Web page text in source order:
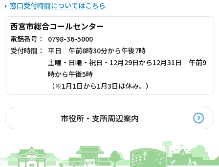
窓口受付時間についてはこちら
西宮市総合コールセンター
電話番号：
0798-36-5000
受付時間：
平日 午前8時30分から午後7時
土曜・日曜・祝日・12月29日から12月31日 午前9
時から午後5時
（※1月1日から1月3日は休み。）
市役所・支所周辺案内